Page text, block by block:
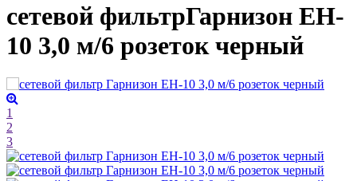
сетевой фильтрГарнизон EH-
10 3,0 м/6 розеток черный
1
2
3